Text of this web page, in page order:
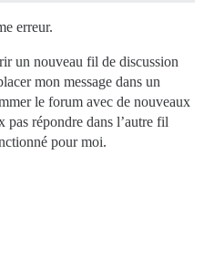
erreur.
un nouveau fil de discussion
mon message dans un
le forum avec de nouveaux
pas répondre dans l’autre fil
pour moi.